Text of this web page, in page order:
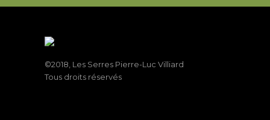
©2018, Les Serres Pierre-Luc Villiard
Tous droits réservés